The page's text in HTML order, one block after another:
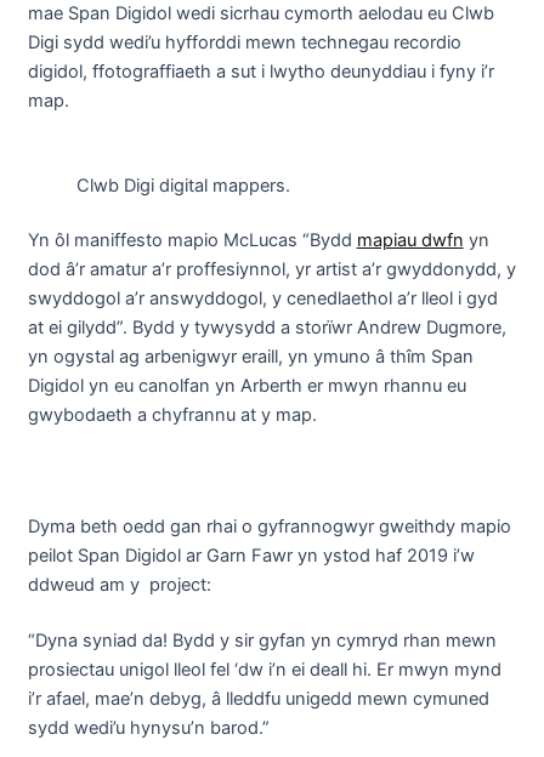
mae Span Digidol wedi sicrhau cymorth aelodau eu Clwb
Digi sydd wedi’u hyfforddi mewn technegau recordio
digidol, ffotograffiaeth a sut i lwytho deunyddiau i fyny i’r
map.
Clwb Digi digital mappers.
Yn ôl maniffesto mapio McLucas “Bydd mapiau dwfn yn
dod â’r amatur a’r proffesiynnol, yr artist a’r gwyddonydd, y
swyddogol a’r answyddogol, y cenedlaethol a’r lleol i gyd
at ei gilydd”. Bydd y tywysydd a storïwr Andrew Dugmore,
yn ogystal ag arbenigwyr eraill, yn ymuno â thîm Span
Digidol yn eu canolfan yn Arberth er mwyn rhannu eu
gwybodaeth a chyfrannu at y map.
Dyma beth oedd gan rhai o gyfrannogwyr gweithdy mapio
peilot Span Digidol ar Garn Fawr yn ystod haf 2019 i’w
ddweud am y project:
“Dyna syniad da! Bydd y sir gyfan yn cymryd rhan mewn
prosiectau unigol lleol fel ‘dw i’n ei deall hi. Er mwyn mynd
i’r afael, mae’n debyg, â lleddfu unigedd mewn cymuned
sydd wedi’u hynysu’n barod.”